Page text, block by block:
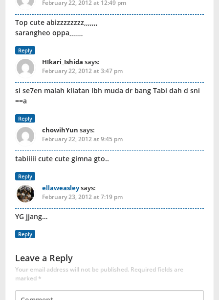
February 22, 2012 at 12:49 pm
Top cute abizzzzzzzz,,,,,,,
sarangheo oppa,,,,,,,
Reply
HIkari_Ishida says:
February 22, 2012 at 3:47 pm
si se7en malah kliatan lbh muda dr bang Tabi dah d sni
==a
Reply
chowihYun says:
February 22, 2012 at 9:45 pm
tabiiiii cute cute gimna gto..
Reply
ellaweasleysays:
February 23, 2012 at 7:19 pm
YG jjang…
Reply
Leave a Reply
Your email address will not be published. Required fields are
marked*